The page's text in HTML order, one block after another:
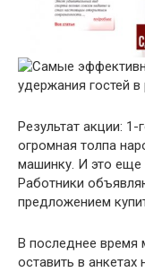
Результат акции: 1-
огромная толпа
машинку. И это еще
Работники
предложением
В последнее время
оставить в